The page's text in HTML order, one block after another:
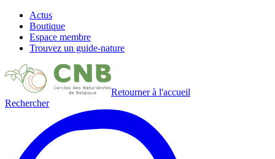
Actus
Boutique
Espace membre
Trouvez un guide-nature
Retourner à l'accueil
Rechercher